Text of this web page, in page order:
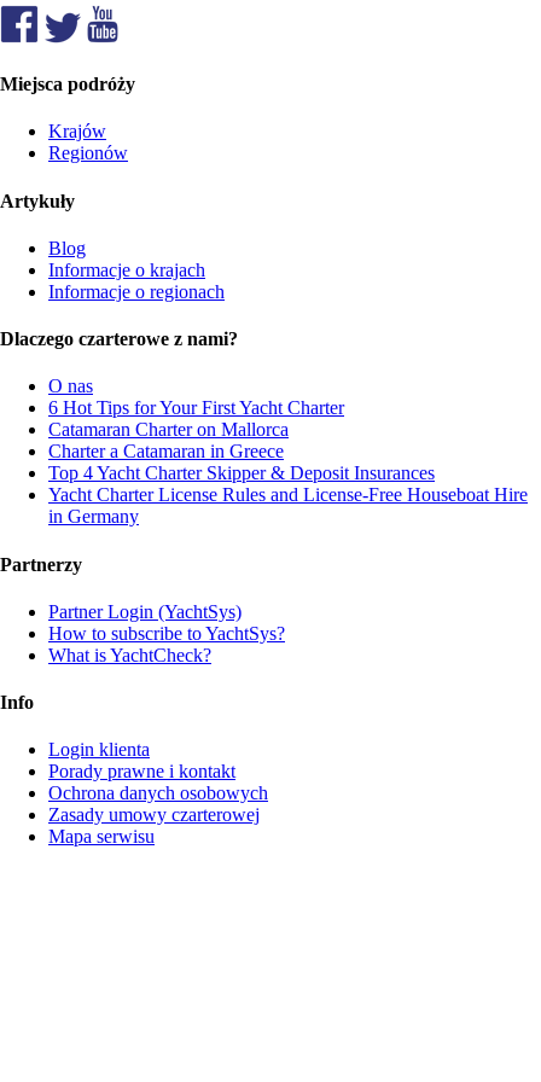
Miejsca podróży
Krajów
Regionów
Artykuły
Blog
Informacje o krajach
Informacje o regionach
Dlaczego czarterowe z nami?
O nas
6 Hot Tips for Your First Yacht Charter
Catamaran Charter on Mallorca
Charter a Catamaran in Greece
Top 4 Yacht Charter Skipper & Deposit Insurances
Yacht Charter License Rules and License-Free Houseboat Hire
in Germany
Partnerzy
Partner Login (YachtSys)
How to subscribe to YachtSys?
What is YachtCheck?
Info
Login klienta
Porady prawne i kontakt
Ochrona danych osobowych
Zasady umowy czarterowej
Mapa serwisu